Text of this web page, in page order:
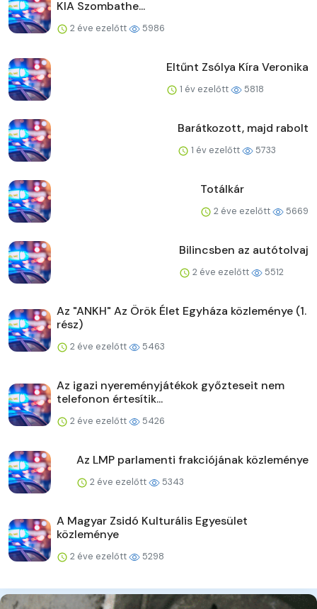
KIA Szombathe...
2 éve ezelőtt 5986
Eltűnt Zsólya Kíra Veronika
1 év ezelőtt 5818
Barátkozott, majd rabolt
1 év ezelőtt 5733
Totálkár
2 éve ezelőtt 5669
Bilincsben az autótolvaj
2 éve ezelőtt 5512
Az "ANKH" Az Örök Élet Egyháza közleménye (1.
rész)
2 éve ezelőtt 5463
Az igazi nyereményjátékok győzteseit nem
telefonon értesítik...
2 éve ezelőtt 5426
Az LMP parlamenti frakciójának közleménye
2 éve ezelőtt 5343
A Magyar Zsidó Kulturális Egyesület
közleménye
2 éve ezelőtt 5298